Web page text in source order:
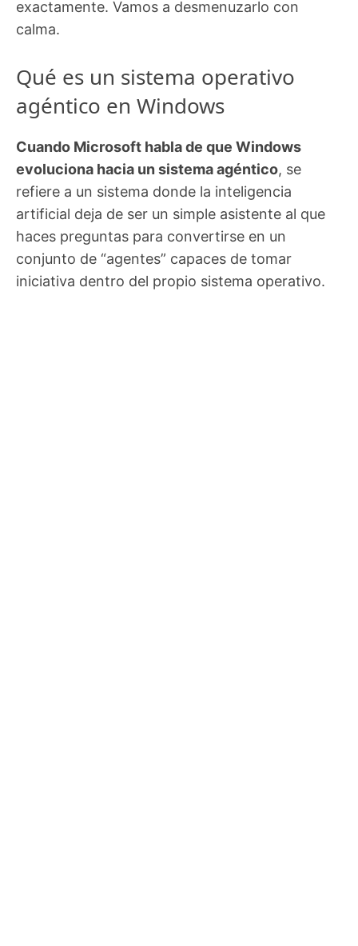
exactamente. Vamos a desmenuzarlo con
calma.
Qué es un sistema operativo
agéntico en Windows
Cuando Microsoft habla de que Windows
evoluciona hacia un sistema agéntico, se
refiere a un sistema donde la inteligencia
artificial deja de ser un simple asistente al que
haces preguntas para convertirse en un
conjunto de “agentes” capaces de tomar
iniciativa dentro del propio sistema operativo.